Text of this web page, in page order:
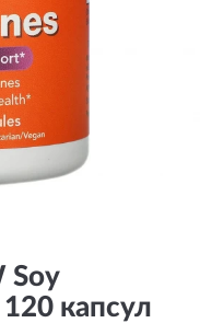
Soy
капсул